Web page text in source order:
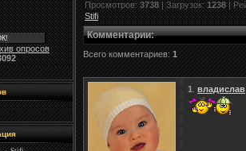
опросов
Просмотров:3738| Загрузок:1238|
Stifi
Комментарии:
Всего комментариев: 1
1 владислав